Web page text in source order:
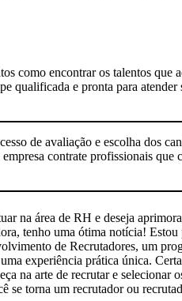
como encontrar os talentos que
qualificada e pronta para
de avaliação e escolha dos
contrate profissionais
na área de RH e deseja
tenho uma ótima notícia! Estou
de Recrutadores, um
experiência prática única.
na arte de recrutar e selecionar
se torna um recrutador ou